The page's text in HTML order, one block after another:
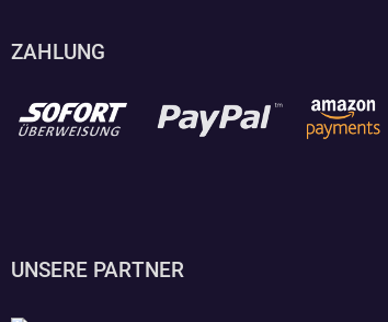
ZAHLUNG
UNSERE PARTNER